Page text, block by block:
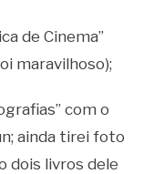
de Cinema”
maravilhoso);
com o
ainda tirei foto
dois livros dele